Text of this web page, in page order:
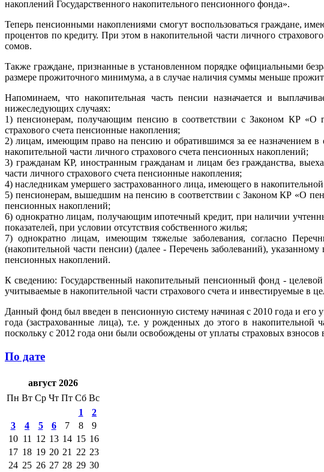
накоплений Государственного накопительного пенсионного фонда».
Теперь пенсионными накоплениями смогут воспользоваться граждане,
процентов по кредиту. При этом в накопительной части личного
сомов.
Также граждане, признанные в установленном порядке официальными
размере прожиточного минимума, а в случае наличия суммы меньше
Напоминаем, что накопительная часть пенсии назначается и
нижеследующих случаях:
1) пенсионерам, получающим пенсию в соответствии с Законом КР «О
страхового счета пенсионные накопления;
2) лицам, имеющим право на пенсию и обратившимся за ее назначением в
накопительной части личного страхового счета пенсионных накоплений;
3) гражданам КР, иностранным гражданам и лицам без гражданства,
части личного страхового счета пенсионные накопления;
4) наследникам умершего застрахованного лица, имеющего в
5) пенсионерам, вышедшим на пенсию в соответствии с Законом КР «О
пенсионных накоплений;
6) однократно лицам, получающим ипотечный кредит, при наличии
показателей, при условии отсутствия собственного жилья;
7) однократно лицам, имеющим тяжелые заболевания, согласно
(накопительной части пенсии) (далее - Перечень заболеваний),
пенсионных накоплений.
К сведению: Государственный накопительный пенсионный фонд -
учитываемые в накопительной части страхового счета и инвестируемые в
Данный фонд был введен в пенсионную систему начиная с 2010 года и
года (застрахованные лица), т.е. у рожденных до этого в накопительной
поскольку с 2012 года они были освобождены от уплаты страховых
По дате
август 2026
Пн Вт Ср Чт Пт Сб Вс
1
2
3
4 5 6 7 8
9
10 11 12 13 14 15 16
17 18 19 20 21 22 23
24 25 26 27 28 29 30